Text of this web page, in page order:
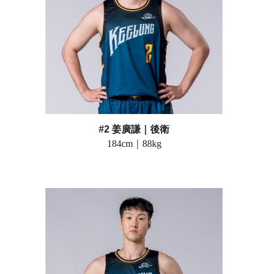
#2 姜廣謙｜後衛
184cm｜ 88kg